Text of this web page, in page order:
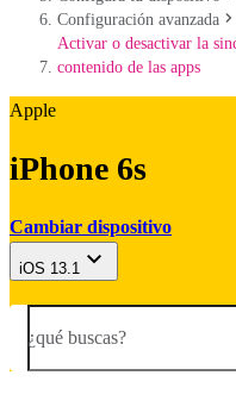
Configuración avanzada
Activar o desactivar la
contenido de las apps
Apple
iPhone 6s
Cambiar dispositivo
iOS 13.1
¿qué buscas?